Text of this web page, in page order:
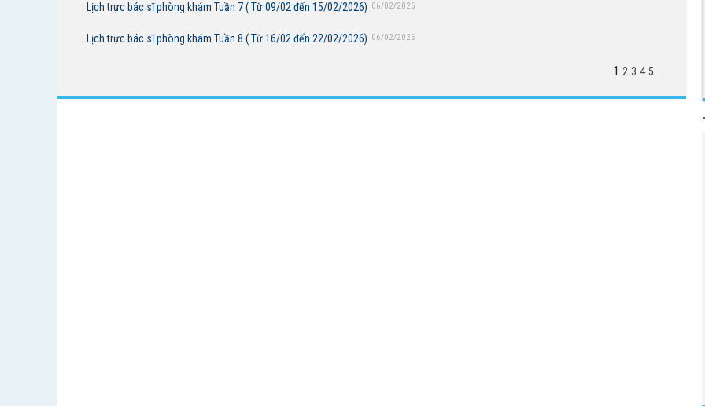
Lịch trực bác sĩ phòng khám Tuần 7 ( Từ 09/02 đến 15/02/2026) 06/02/2026
Lịch trực bác sĩ phòng khám Tuần 8 ( Từ 16/02 đến 22/02/2026) 06/02/2026
1 2 3 4 5